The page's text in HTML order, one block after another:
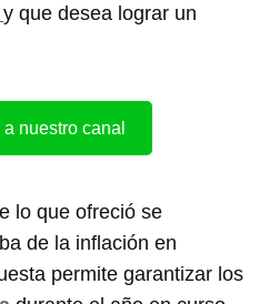
y que desea lograr un
nuestro canal
lo que ofreció se
de la inflación en
permite garantizar los